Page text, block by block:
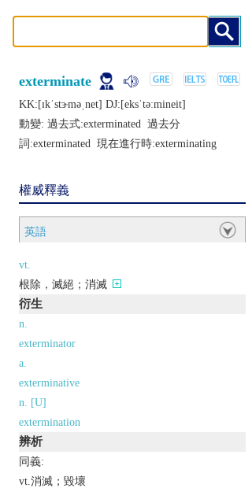
exterminate
KK:[ɪkˈstɝmǝˌnеt] DJ:[еksˈtǝːminеit]
動變: 過去式:exterminated 過去分
詞:exterminated 現在進行時:exterminating
權威釋義
英語
vt.
根除，滅絕；消滅
衍生
n.
exterminator
a.
exterminative
n. [U]
extermination
辨析
同義:
vt.消滅；毀壞